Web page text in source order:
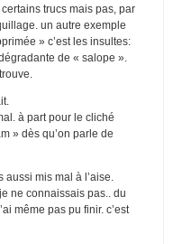
trucs mais pas, par
un autre exemple
» c’est les insultes:
de « salope ».
à part pour le cliché
» dès qu’on parle de
mis mal à l’aise.
ne connaissais pas.. du
même pas pu finir. c’est